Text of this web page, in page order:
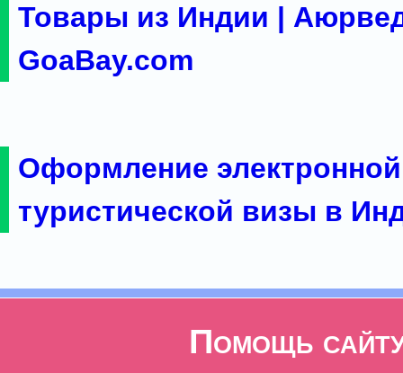
Товары из Индии |
GoaBay.com
Оформление электронной
туристической визы в
Помощь